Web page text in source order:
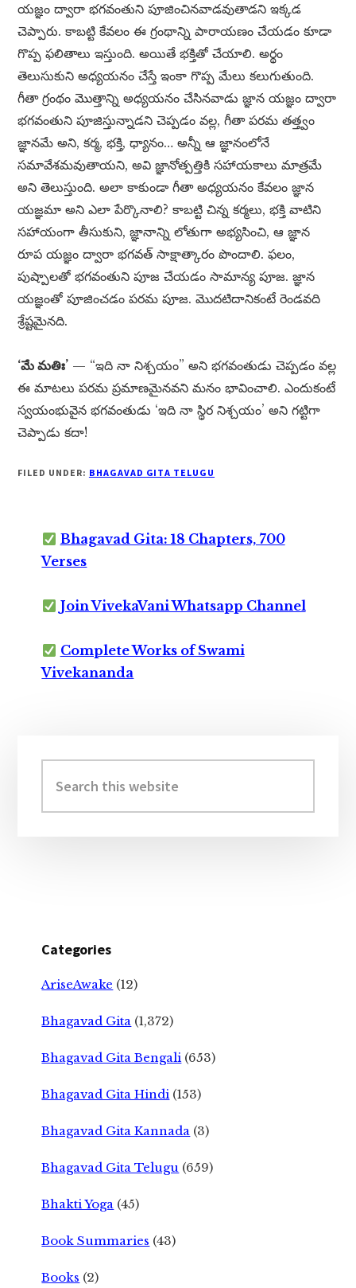
యజ్ఞం ద్వారా భగవంతుని పూజించినవాడవుతాడని ఇక్కడ
చెప్పారు. కాబట్టి కేవలం ఈ గ్రంథాన్ని పారాయణం చేయడం కూడా
గొప్ప ఫలితాలు ఇస్తుంది. అయితే భక్తితో చేయాలి. అర్థం
తెలుసుకుని అధ్యయనం చేస్తే ఇంకా గొప్ప మేలు కలుగుతుంది.
గీతా గ్రంథం మొత్తాన్ని అధ్యయనం చేసినవాడు జ్ఞాన యజ్ఞం ద్వారా
భగవంతుని పూజిస్తున్నాడని చెప్పడం వల్ల, గీతా పరమ తత్త్వం
జ్ఞానమే అని, కర్మ, భక్తి, ధ్యానం… అన్నీ ఆ జ్ఞానంలోనే
సమావేశమవుతాయని, అవి జ్ఞానోత్పత్తికి సహాయకాలు మాత్రమే
అని తెలుస్తుంది. అలా కాకుండా గీతా అధ్యయనం కేవలం జ్ఞాన
యజ్ఞమా అని ఎలా పేర్కొనాలి? కాబట్టి చిన్న కర్మలు, భక్తి వాటిని
సహాయంగా తీసుకుని, జ్ఞానాన్ని లోతుగా అభ్యసించి, ఆ జ్ఞాన
రూప యజ్ఞం ద్వారా భగవత్ సాక్షాత్కారం పొందాలి. ఫలం,
పుష్పాలతో భగవంతుని పూజ చేయడం సామాన్య పూజ. జ్ఞాన
యజ్ఞంతో పూజించడం పరమ పూజ. మొదటిదానికంటే రెండవది
శ్రేష్టమైనది.
‘మే మతిః’ — “ఇది నా నిశ్చయం” అని భగవంతుడు చెప్పడం వల్ల
ఈ మాటలు పరమ ప్రమాణమైనవని మనం భావించాలి. ఎందుకంటే
స్వయంభువైన భగవంతుడు ‘ఇది నా స్థిర నిశ్చయం’ అని గట్టిగా
చెప్పాడు కదా!
FILED UNDER: BHAGAVAD GITA TELUGU
Bhagavad Gita: 18 Chapters, 700
Verses
Join VivekaVani Whatsapp Channel
Complete Works of Swami
Vivekananda
Sidebar
this
website
Categories
AriseAwake (12)
Bhagavad Gita (1,372)
Bhagavad Gita Bengali (653)
Bhagavad Gita Hindi (153)
Bhagavad Gita Kannada (3)
Bhagavad Gita Telugu (659)
Bhakti Yoga (45)
Book Summaries (43)
Books (2)